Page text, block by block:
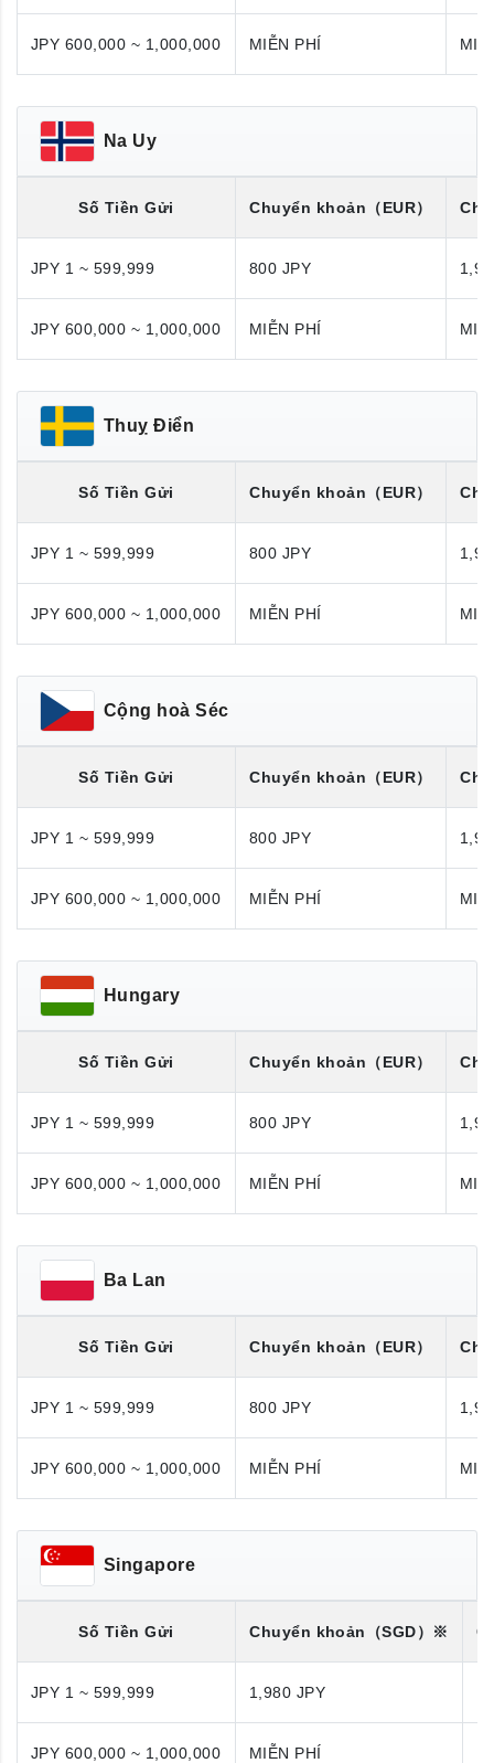
JPY 600,000 ~ 1,000,000 MIỄN PHÍ
Na Uy
Số Tiền Gửi Chuyển khoản （EUR）
JPY 1 ~ 599,999 800 JPY
JPY 600,000 ~ 1,000,000 MIỄN PHÍ
Thuỵ Điển
Số Tiền Gửi Chuyển khoản （EUR）
JPY 1 ~ 599,999 800 JPY
JPY 600,000 ~ 1,000,000 MIỄN PHÍ
Cộng hoà Séc
Số Tiền Gửi Chuyển khoản （EUR）
JPY 1 ~ 599,999 800 JPY
JPY 600,000 ~ 1,000,000 MIỄN PHÍ
Hungary
Số Tiền Gửi Chuyển khoản （EUR）
JPY 1 ~ 599,999 800 JPY
JPY 600,000 ~ 1,000,000 MIỄN PHÍ
Ba Lan
Số Tiền Gửi Chuyển khoản （EUR）
JPY 1 ~ 599,999 800 JPY
JPY 600,000 ~ 1,000,000 MIỄN PHÍ
Singapore
Số Tiền Gửi Chuyển khoản （SGD）※
JPY 1 ~ 599,999 1,980 JPY
JPY 600,000 ~ 1,000,000 MIỄN PHÍ